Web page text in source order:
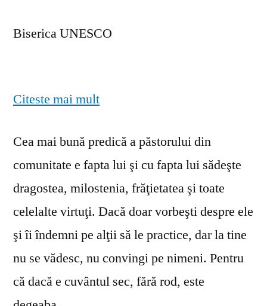
Biserica UNESCO
Citeste mai mult
Cea mai bună predică a păstorului din
comunitate e fapta lui şi cu fapta lui sădeşte
dragostea, milostenia, frăţietatea şi toate
celelalte virtuţi. Dacă doar vorbeşti despre ele
şi îi îndemni pe alţii să le practice, dar la tine
nu se vă­desc, nu convingi pe nimeni. Pentru
că dacă e cuvântul sec, fără rod, este